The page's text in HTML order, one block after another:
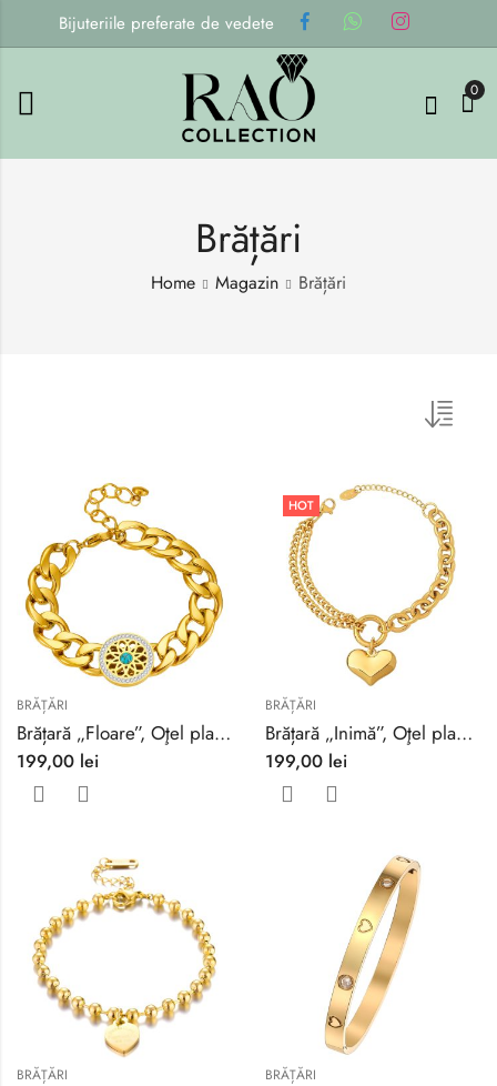
Bijuteriile preferate de vedete
0
Brățări
Home Magazin Brățări
BRĂȚĂRI
Brățară „Floare”, Oţel placat cu aur 18K
199,00 lei
HOT
BRĂȚĂRI
Brățară „Inimă”, Oţel placat cu aur 18K
199,00 lei
BRĂȚĂRI BRĂȚĂRI